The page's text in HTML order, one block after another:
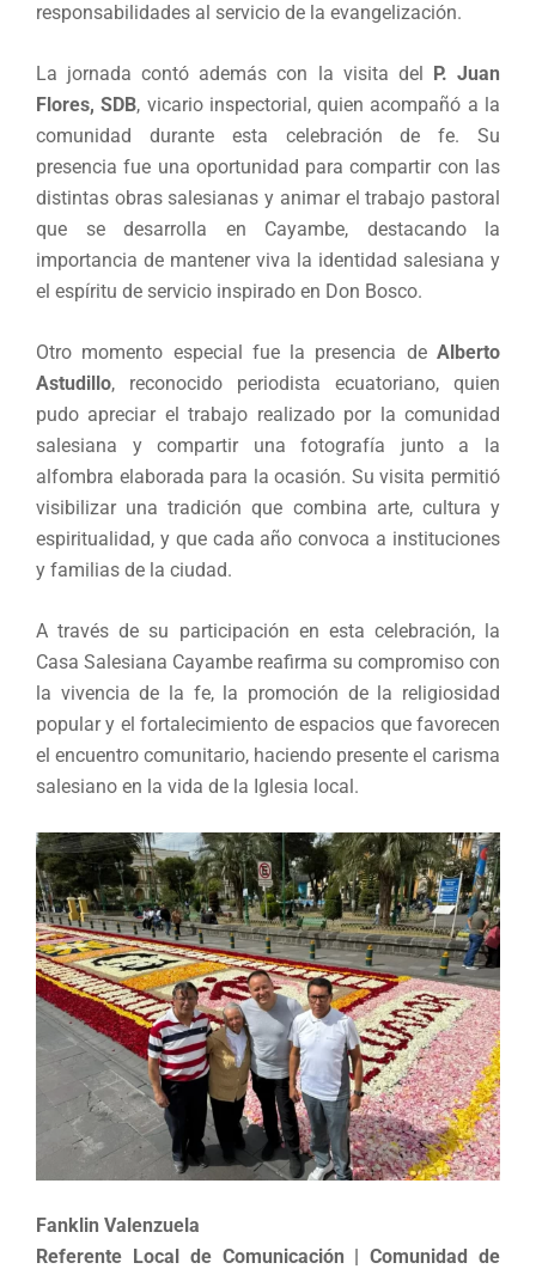
responsabilidades al servicio de la evangelización.
La jornada contó además con la visita del P. Juan
Flores, SDB, vicario inspectorial, quien acompañó a la
comunidad durante esta celebración de fe. Su
presencia fue una oportunidad para compartir con las
distintas obras salesianas y animar el trabajo pastoral
que se desarrolla en Cayambe, destacando la
importancia de mantener viva la identidad salesiana y
el espíritu de servicio inspirado en Don Bosco.
Otro momento especial fue la presencia de Alberto
Astudillo, reconocido periodista ecuatoriano, quien
pudo apreciar el trabajo realizado por la comunidad
salesiana y compartir una fotografía junto a la
alfombra elaborada para la ocasión. Su visita permitió
visibilizar una tradición que combina arte, cultura y
espiritualidad, y que cada año convoca a instituciones
y familias de la ciudad.
A través de su participación en esta celebración, la
Casa Salesiana Cayambe reafirma su compromiso con
la vivencia de la fe, la promoción de la religiosidad
popular y el fortalecimiento de espacios que favorecen
el encuentro comunitario, haciendo presente el carisma
salesiano en la vida de la Iglesia local.
Fanklin Valenzuela
Referente Local de Comunicación | Comunidad de